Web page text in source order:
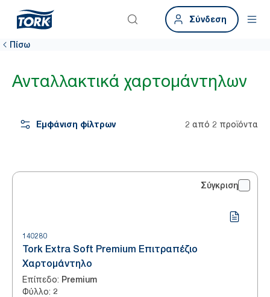
Σύνδεση
Πίσω
Ανταλλακτικά χαρτομάντηλων
Εμφάνιση φίλτρων 2 από 2 προϊόντα
Σύγκριση
140280
Tork Extra Soft Premium Επιτραπέζιο
Χαρτομάντηλο
Επίπεδο: Premium
Φύλλο: 2